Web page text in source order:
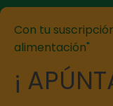
Con tu
alimentación"
¡